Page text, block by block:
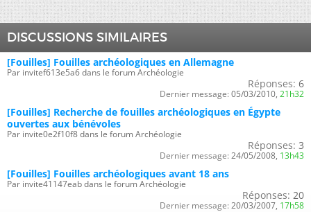
DISCUSSIONS SIMILAIRES
[Fouilles] Fouilles archéologiques en Allemagne
Par invitef613e5a6 dans le forum Archéologie
Réponses: 6
Dernier message: 05/03/2010, 21h32
[Fouilles] Recherche de fouilles archéologiques en Égypte
ouvertes aux bénévoles
Par invite0e2f10f8 dans le forum Archéologie
Réponses: 3
Dernier message: 24/05/2008, 13h43
[Fouilles] Fouilles archéologiques avant 18 ans
Par invite41147eab dans le forum Archéologie
Réponses: 20
Dernier message: 20/03/2007, 17h58